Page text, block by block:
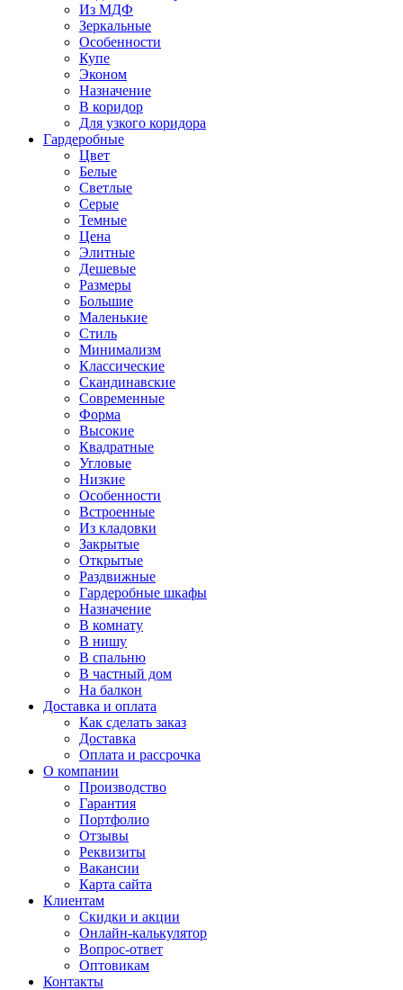
Из МДФ
Зеркальные
Особенности
Купе
Эконом
Назначение
В коридор
Для узкого коридора
Гардеробные
Цвет
Белые
Светлые
Серые
Темные
Цена
Элитные
Дешевые
Размеры
Большие
Маленькие
Стиль
Минимализм
Классические
Скандинавские
Современные
Форма
Высокие
Квадратные
Угловые
Низкие
Особенности
Встроенные
Из кладовки
Закрытые
Открытые
Раздвижные
Гардеробные шкафы
Назначение
В комнату
В нишу
В спальню
В частный дом
На балкон
Доставка и оплата
Как сделать заказ
Доставка
Оплата и рассрочка
О компании
Производство
Гарантия
Портфолио
Отзывы
Реквизиты
Вакансии
Карта сайта
Клиентам
Скидки и акции
Онлайн-калькулятор
Вопрос-ответ
Оптовикам
Контакты